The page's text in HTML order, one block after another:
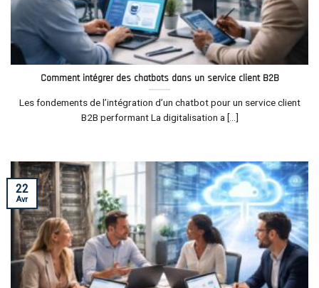
Comment intégrer des chatbots dans un service client B2B
Les fondements de l’intégration d’un chatbot pour un service client
B2B performant La digitalisation a [...]
22
Avr